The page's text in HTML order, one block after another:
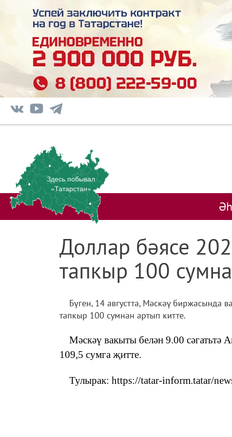
Здесь побывал
«Татарстан»
Доллар бәясе
тапкыр 100
Бүген, 14 августта, Мәскәү биржасында
тапкыр 100 сумнан артып китте.
Мәскәү вакыты белән 9.00 сәгатьтә
109,5 сумга җитте.
Тулырак: https://tatar-inform.tatar/